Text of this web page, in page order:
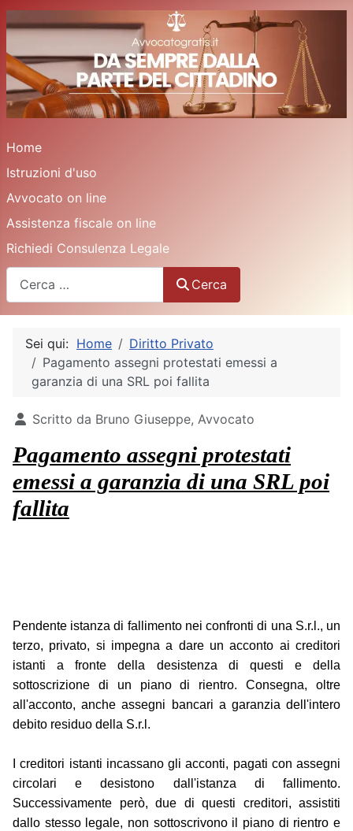
Home
Istruzioni d'uso
Avvocato on line
Assistenza fiscale on line
Richiedi Consulenza Legale
Cerca
Sei qui: Home
Diritto Privato
Pagamento assegni protestati emessi a
garanzia di una SRL poi fallita
Dettagli
Scritto da Bruno Giuseppe, Avvocato
Pagamento assegni protestati
emessi a garanzia di una SRL poi
fallita
Pendente istanza di fallimento nei confronti di una S.r.l., un
terzo, privato, si impegna a dare un acconto ai creditori
istanti a fronte della desistenza di questi e della
sottoscrizione di un piano di rientro. Consegna, oltre
all'acconto, anche assegni bancari a garanzia dell'intero
debito residuo della S.r.l.
I creditori istanti incassano gli acconti, pagati con assegni
circolari e desistono dall'istanza di fallimento‎.
Successivamente però, due di questi creditori, assistiti
dallo stesso legale, non sottoscrivono il piano di rientro e